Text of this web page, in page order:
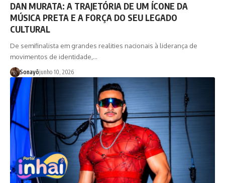
DAN MURATA: A TRAJETÓRIA DE UM ÍCONE DA
MÚSICA PRETA E A FORÇA DO SEU LEGADO
CULTURAL
De semifinalista em grandes realities nacionais à liderança de
movimentos de identidade,…
Sonayôjunho 10, 2026